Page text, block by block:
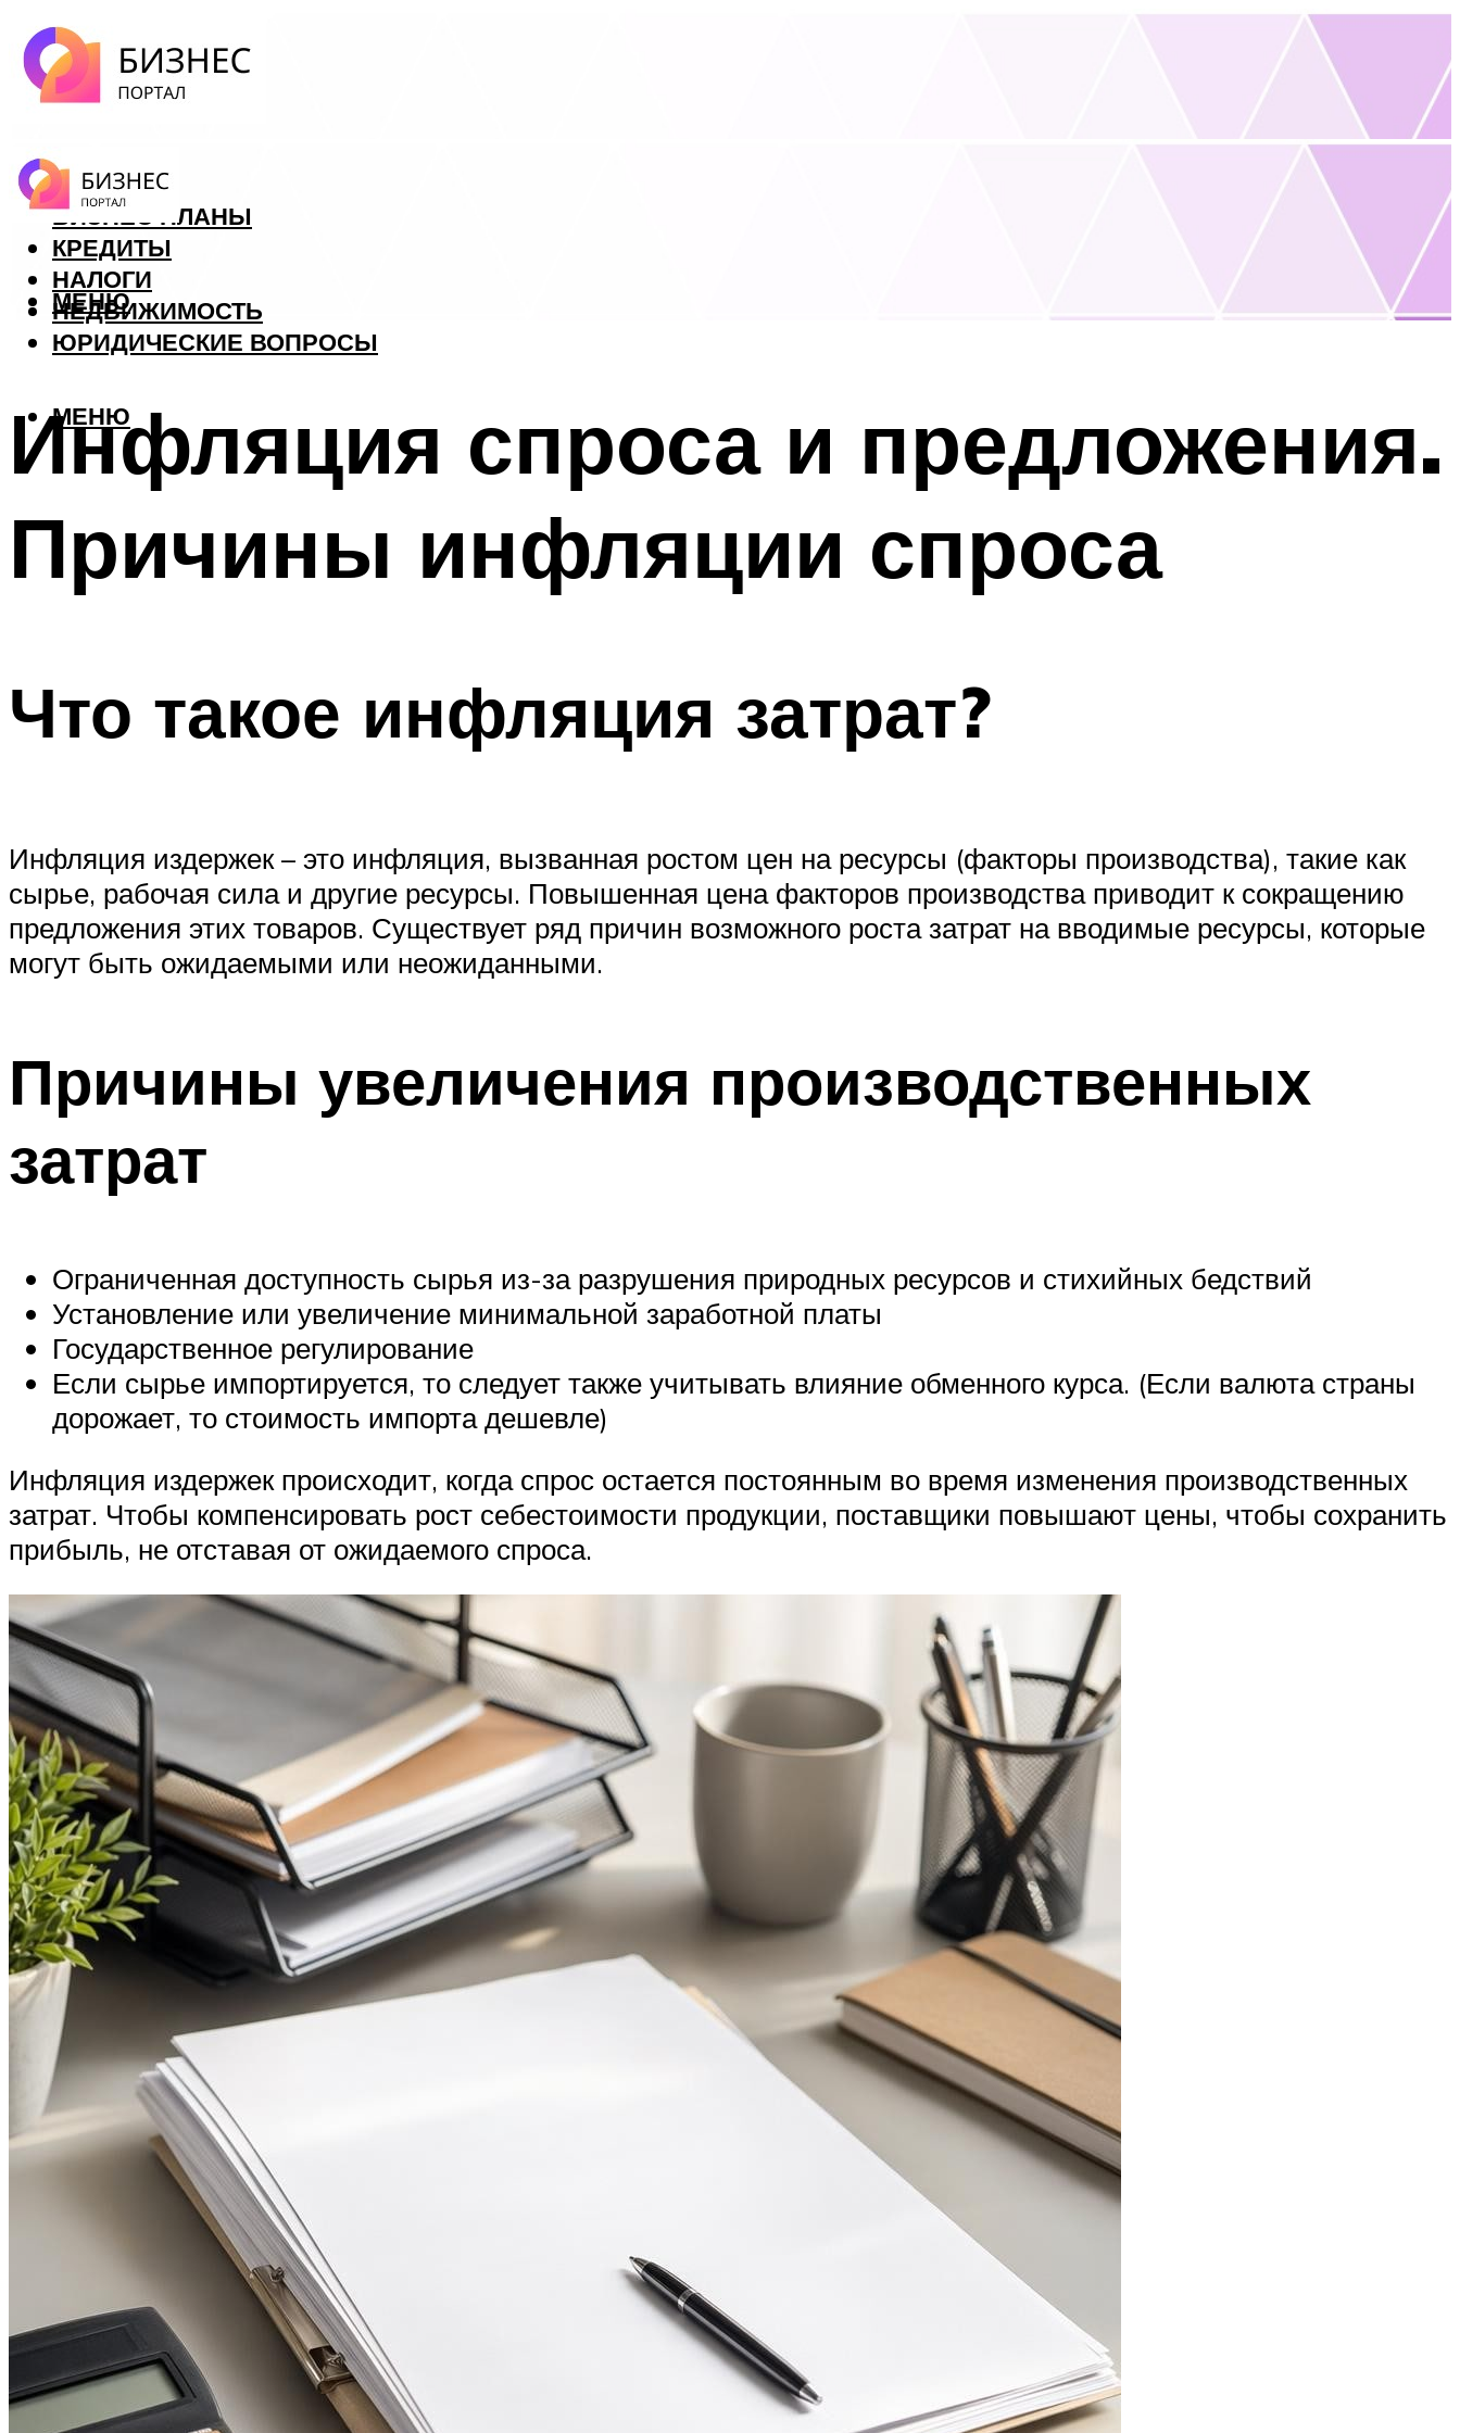
ФОРЕКС
БИЗНЕС ПЛАНЫ
КРЕДИТЫ
НАЛОГИ
НЕДВИЖИМОСТЬ
ЮРИДИЧЕСКИЕ ВОПРОСЫ
МЕНЮ
МЕНЮ
Инфляция спроса и предложения.
Причины инфляции спроса
Что такое инфляция затрат?
Инфляция издержек – это инфляция, вызванная ростом цен на ресурсы (факторы производства), такие как
сырье, рабочая сила и другие ресурсы. Повышенная цена факторов производства приводит к сокращению
предложения этих товаров. Существует ряд причин возможного роста затрат на вводимые ресурсы, которые
могут быть ожидаемыми или неожиданными.
Причины увеличения производственных
затрат
Ограниченная доступность сырья из-за разрушения природных ресурсов и стихийных бедствий
Установление или увеличение минимальной заработной платы
Государственное регулирование
Если сырье импортируется, то следует также учитывать влияние обменного курса. (Если валюта страны
дорожает, то стоимость импорта дешевле)
Инфляция издержек происходит, когда спрос остается постоянным во время изменения производственных
затрат. Чтобы компенсировать рост себестоимости продукции, поставщики повышают цены, чтобы сохранить
прибыль, не отставая от ожидаемого спроса.